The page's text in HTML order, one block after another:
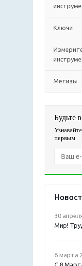
Ключи
Метизы
Будьте
первым
30
Мир!
6 марта
С 8